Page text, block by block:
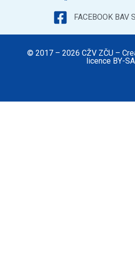
FACEBOOK BAV
© 2017 – 2026 CŽV ZČU –
licence BY-SA